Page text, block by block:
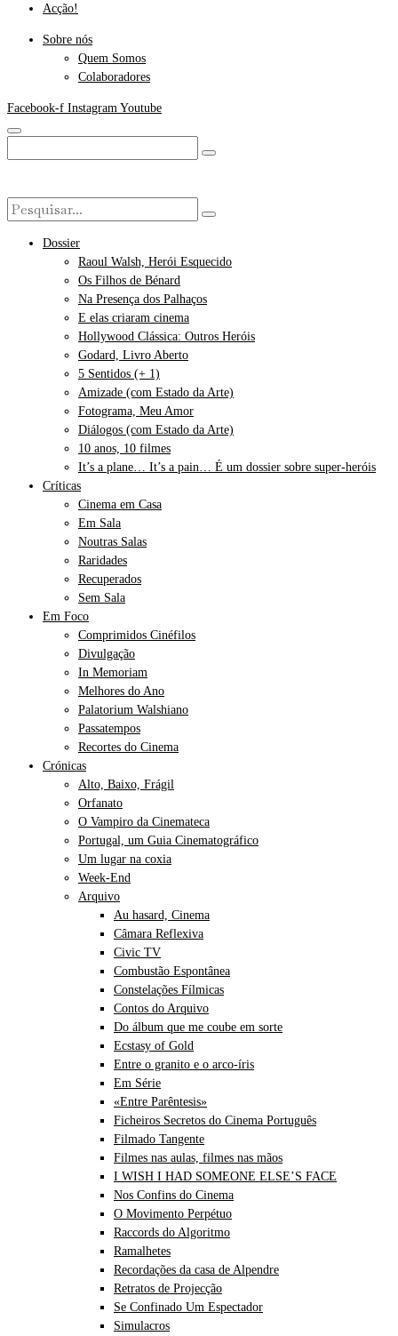
Acção!
Sobre nós
Quem Somos
Colaboradores
Facebook-f Instagram Youtube
Dossier
Raoul Walsh, Herói Esquecido
Os Filhos de Bénard
Na Presença dos Palhaços
E elas criaram cinema
Hollywood Clássica: Outros Heróis
Godard, Livro Aberto
5 Sentidos (+ 1)
Amizade (com Estado da Arte)
Fotograma, Meu Amor
Diálogos (com Estado da Arte)
10 anos, 10 filmes
It’s a plane… It’s a pain… É um dossier sobre super-heróis
Críticas
Cinema em Casa
Em Sala
Noutras Salas
Raridades
Recuperados
Sem Sala
Em Foco
Comprimidos Cinéfilos
Divulgação
In Memoriam
Melhores do Ano
Palatorium Walshiano
Passatempos
Recortes do Cinema
Crónicas
Alto, Baixo, Frágil
Orfanato
O Vampiro da Cinemateca
Portugal, um Guia Cinematográfico
Um lugar na coxia
Week-End
Arquivo
Au hasard, Cinema
Câmara Reflexiva
Civic TV
Combustão Espontânea
Constelações Fílmicas
Contos do Arquivo
Do álbum que me coube em sorte
Ecstasy of Gold
Entre o granito e o arco-íris
Em Série
«Entre Parêntesis»
Ficheiros Secretos do Cinema Português
Filmado Tangente
Filmes nas aulas, filmes nas mãos
I WISH I HAD SOMEONE ELSE’S FACE
Nos Confins do Cinema
O Movimento Perpétuo
Raccords do Algoritmo
Ramalhetes
Recordações da casa de Alpendre
Retratos de Projecção
Se Confinado Um Espectador
Simulacros